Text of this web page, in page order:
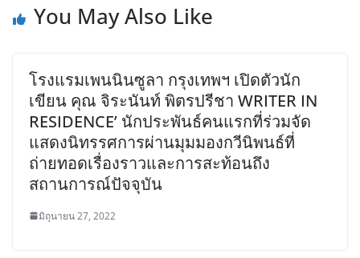
You May Also Like
โรงแรมเพนนินซูลา กรุงเทพฯ เปิดตัวนัก
เขียน คุณ จิระนันท์ พิตรปรีชา WRITER IN
RESIDENCE’ นักประพันธ์คนแรกที่ร่วมจัด
แสดงนิทรรศการผ่านมุมมองกวีนิพนธ์ที่
ถ่ายทอดเรื่องราวและการสะท้อนถึง
สถานการณ์ปัจจุบัน
มิถุนายน 27, 2022